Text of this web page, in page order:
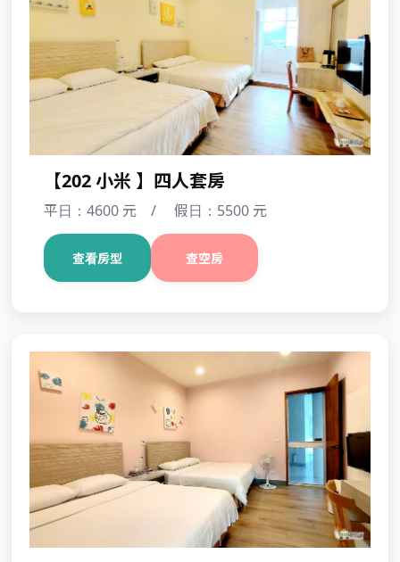
【201生命豆 】四人套房
平日：5500 元 / 假日：6400 元
查看房型 查空房
【202 小米 】四人套房
平日：4600 元 / 假日：5500 元
查看房型 查空房